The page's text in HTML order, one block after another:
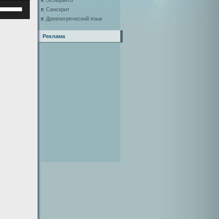
Санскрит
Древнегреческий язык
Реклама